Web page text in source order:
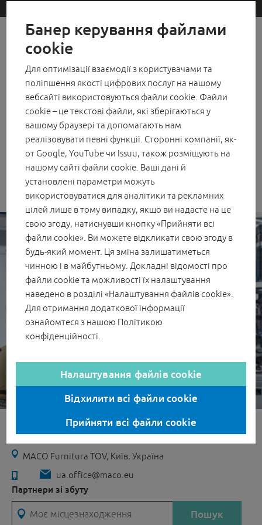
RAIL SYSTEMS Паралельно-розсувна фурнітура зі
зміщенням
ADAPTA Ущільнювачі
ДВЕРІ
PROTECT Дверні замки
OPENDOOR Система контролю доступу
PRODOOR Дверні петлі
PRODOOR Дверні ручки
PRODOOR Електромеханічна защіпка
ADAPTA Ущільнювачі
Ми є виробником фурнітури з великим досвідом і
високою стабільністю на ринку. Маючи частку власного
виробництва понад 96% ми легко і гнучко реагуємо на
зміни ринку. Наш широкий асортимент продукції
гарантує вам поставки фурнітурних рішень від одного
постачальника.
Наші компетенції
детально
Якість
MACO Про компанію
MACO Furnitura TOV, Київ, Україна
ua.office@maco.eu
Партнери зі збуту
Моє місцезнаходження Пошук
Банер керування файлами
cookie
Для оптимізації взаємодії з користувачами та
поліпшення якості цифрових послуг на нашому
вебсайті використовуються файли cookie. Файли
cookie – це текстові файли, які зберігаються у
вашому браузері та допомагають нам
реалізовувати певні функції. Сторонні компанії, як-
от Google, YouTube чи Issuu, також розміщують на
нашому сайті файли cookie. Ваші дані й
установлені параметри можуть
використовуватися для аналітики та рекламних
цілей лише в тому випадку, якщо ви надасте на це
свою згоду, натиснувши кнопку «Прийняти всі
файли cookie». Ви можете відкликати свою згоду в
будь-який момент. Ця зміна залишатиметься
чинною і в майбутньому. Докладні відомості про
файли cookie та можливості їх налаштування
наведено в розділі «Налаштування файлів cookie».
Для отримання додаткової інформації
ознайомтеся з нашою Політикою
конфіденційності
Налаштування файлів cookie
Відхилити всі файли cookie
Прийняти всі файли cookie